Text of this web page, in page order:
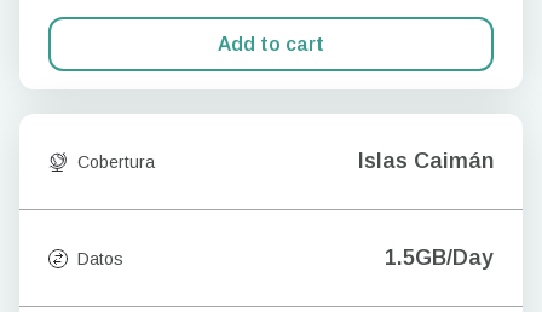
Add to cart
Cobertura Islas Caimán
Datos 1.5GB/Day